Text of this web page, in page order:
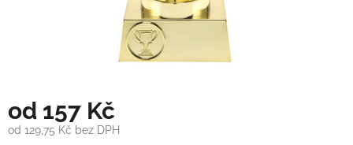
od 157 Kč
od 129,75 Kč bez DPH